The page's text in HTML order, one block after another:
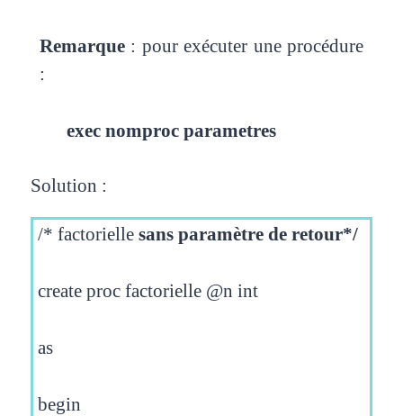
Remarque : pour exécuter une procédure
:
exec nomproc parametres
Solution :
/* factorielle sans paramètre de retour*/
create proc factorielle @n int
as
begin